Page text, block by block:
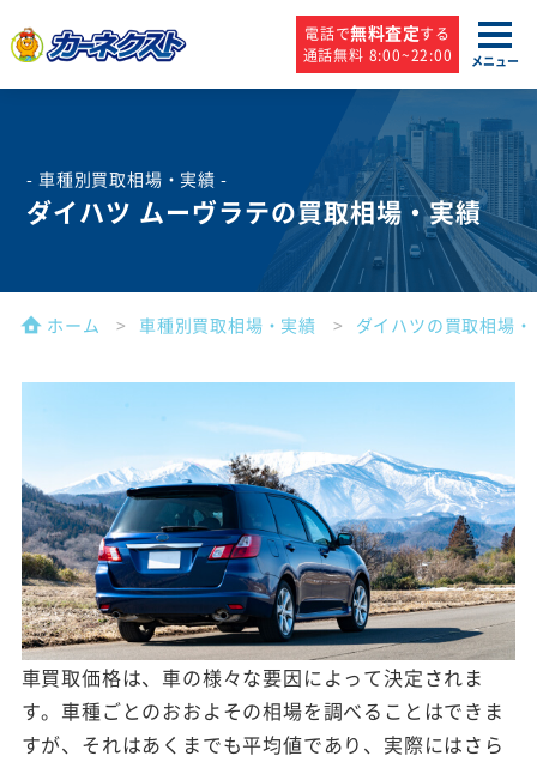
電話で無料査定する
通話無料 8:00~22:00
メニュー
- 車種別買取相場・実績 -
ダイハツ ムーヴラテの買取相場・実績
ホーム 車種別買取相場・実績 ダイハツの買取相場
車買取価格は、車の様々な要因によって決定されま
す。車種ごとのおおよその相場を調べることはできま
すが、それはあくまでも平均値であり、実際にはさら